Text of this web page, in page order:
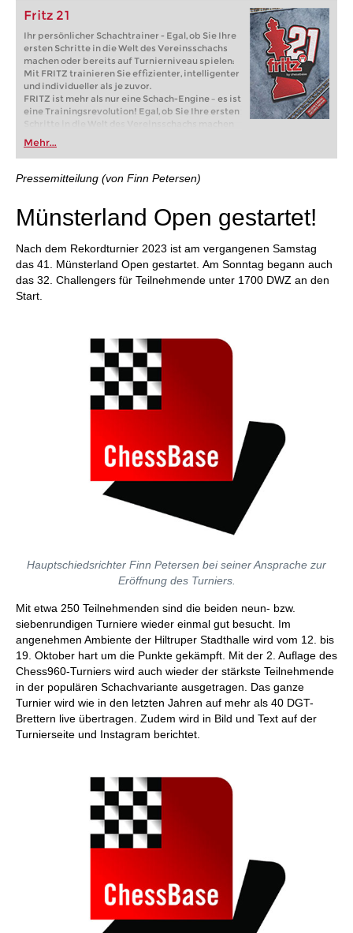
Fritz 21
Ihr persönlicher Schachtrainer - Egal, ob Sie Ihre
ersten Schritte in die Welt des Vereinsschachs
machen oder bereits auf Turnierniveau spielen:
Mit FRITZ trainieren Sie effizienter, intelligenter
und individueller als je zuvor.
FRITZ ist mehr als nur eine Schach-Engine – es ist
eine Trainingsrevolution! Egal, ob Sie Ihre ersten
Schritte in die Welt des Vereinsschachs machen
oder bereits auf Turnierniveau spielen: Mit
FRITZ trainieren Sie effizienter, intelligenter und
individueller als je zuvor.
Mehr...
Pressemitteilung (von Finn Petersen)
Münsterland Open gestartet!
Nach dem Rekordturnier 2023 ist am vergangenen Samstag
das 41. Münsterland Open gestartet. Am Sonntag begann auch
das 32. Challengers für Teilnehmende unter 1700 DWZ an den
Start.
Hauptschiedsrichter Finn Petersen bei seiner Ansprache zur
Eröffnung des Turniers.
Mit etwa 250 Teilnehmenden sind die beiden neun- bzw.
siebenrundigen Turniere wieder einmal gut besucht. Im
angenehmen Ambiente der Hiltruper Stadthalle wird vom 12. bis
19. Oktober hart um die Punkte gekämpft. Mit der 2. Auflage des
Chess960-Turniers wird auch wieder der stärkste Teilnehmende
in der populären Schachvariante ausgetragen. Das ganze
Turnier wird wie in den letzten Jahren auf mehr als 40 DGT-
Brettern live übertragen. Zudem wird in Bild und Text auf der
Turnierseite und Instagram berichtet.